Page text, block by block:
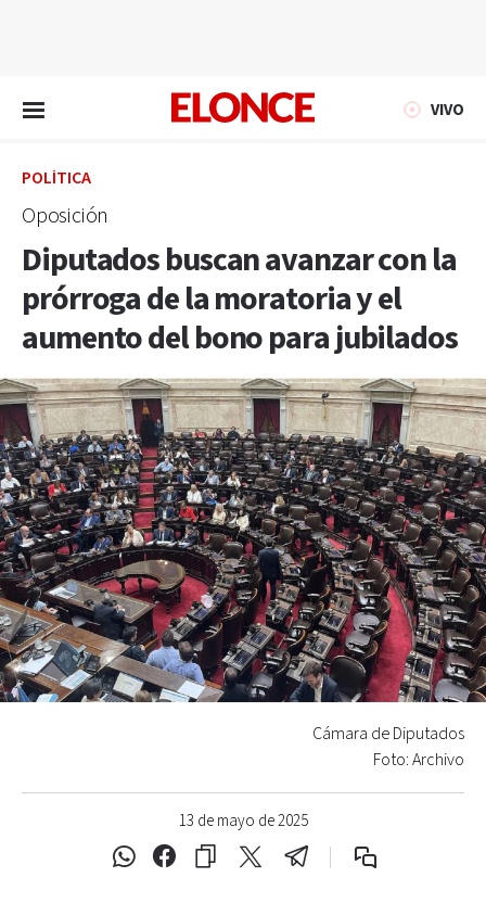
VIVO
POLÍTICA
Oposición
Diputados buscan avanzar con la
prórroga de la moratoria y el
aumento del bono para jubilados
13 de mayo de 2025
Cámara de Diputados
Foto: Archivo